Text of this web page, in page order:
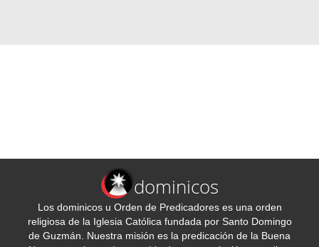
dominicos
Los dominicos u Orden de Predicadores es una orden
religiosa de la Iglesia Católica fundada por Santo Domingo
de Guzmán. Nuestra misión es la predicación de la Buena